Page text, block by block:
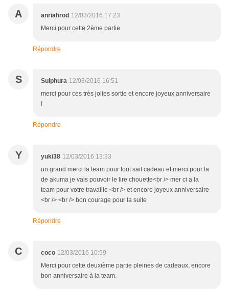
A anriahrod 12/03/2016 17:23
Merci pour cette 2ème partie
Répondre
S Sulphura 12/03/2016 16:51
merci pour ces très jolies sortie et encore joyeux anniversaire
!
Répondre
Y yuki38 12/03/2016 13:33
un grand merci la team pour tout sait cadeau et merci pour la
de akuma je vais pouvoir le lire chouette<br /> mer ci a la
team pour votre travaille <br /> et encore joyeux anniversaire
<br /> <br /> bon courage pour la suite
Répondre
C coco 12/03/2016 10:59
Merci pour cette deuxième partie pleines de cadeaux, encore
bon anniversaire à la team.